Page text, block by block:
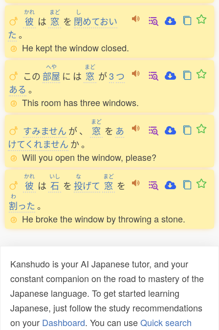
かれ
彼 は
まど
窓 を
し
閉めておい
た。
He kept the window closed.
この
へや
部屋 に は
まど
窓 が3 つ
ある 。
This room has three windows.
すみません が、
まど
窓 を あ
けてくれません か。
Will you open the window, please?
かれ
彼 は
いし
石 を
な
投げて
まど
窓 を
わ
割った。
He broke the window by throwing a stone.
Kanshudo is your AI Japanese tutor, and your
constant companion on the road to mastery of the
Japanese language. To get started learning
Japanese, just follow the study recommendations
on your Dashboard. You can useQuick search